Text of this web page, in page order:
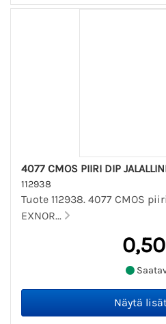
4077 CMOS PIIRI DIP
112938
Tuote 112938. 4077 CMOS
EXNOR...